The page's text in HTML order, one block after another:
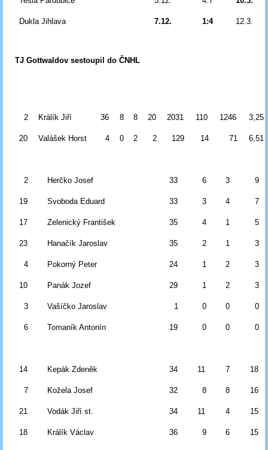
Dukla Jihlava 7.12. 1:4 12.3.
TJ Gottwaldov sestoupil do ČNHL
2 Králík Jiří 36 8 8 20 2031 110 1246 3,25
20 Valášek Horst 4 0 2 2 129 14 71 6,51
2 Herčko Josef 33 6 3 9
19 Svoboda Eduard 33 3 4 7
17 Zelenický František 35 4 1 5
23 Hanačík Jaroslav 35 2 1 3
4 Pokorný Peter 24 1 2 3
10 Panák Jozef 29 1 2 3
3 Vašíčko Jaroslav 1 0 0 0
6 Tomaník Antonín 19 0 0 0
14 Kepák Zdeněk 34 11 7 18
7 Kožela Josef 32 8 8 16
21 Vodák Jiří st. 34 11 4 15
18 Králík Václav 36 9 6 15